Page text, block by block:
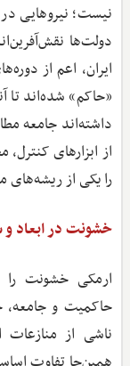
نیست؛ نیروهایی
دولت‌ها
ایران، اعم از
«حاکم» شده‌اند تا
داشته‌اند جامعه
از ابزارهای
را یکی از
خشونت در ابعاد
ارمکی خشونت
حاکمیت و
ناشی از